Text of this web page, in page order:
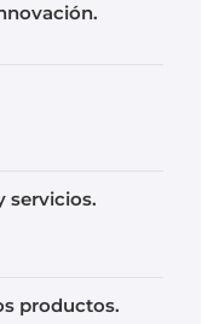
servicios.
productos.